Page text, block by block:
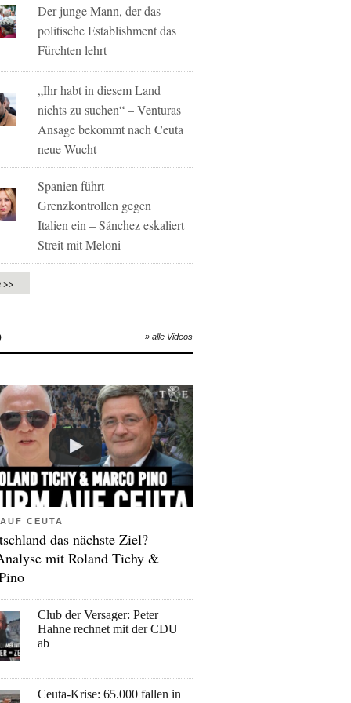
Der junge Mann, der das
politische Establishment das
Fürchten lehrt
„Ihr habt in diesem Land
nichts zu suchen“ – Venturas
Ansage bekommt nach Ceuta
neue Wucht
Spanien führt
Grenzkontrollen gegen
Italien ein – Sánchez eskaliert
Streit mit Meloni
>>
» alle Videos
CEUTA
das nächste Ziel? –
mit Roland Tichy &
Club der Versager: Peter
Hahne rechnet mit der CDU
ab
Ceuta-Krise: 65.000 fallen in